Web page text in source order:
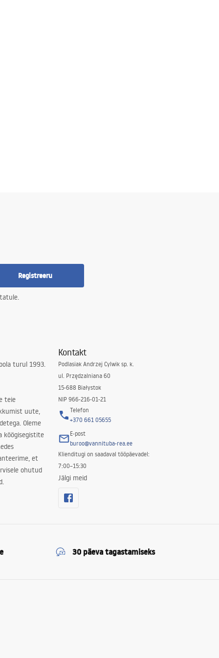
Registreeru
turul 1993.
teie
uute,
Oleme
köögisegistite
et
ohutud
Kontakt
Podlasiak Andrzej Cylwik sp. k.
ul. Przędzalniana 60
15-688 Białystok
NIP 966-216-01-21
Telefon
+370 661 05655
E-post
buroo@vannituba-rea.ee
Klienditugi on saadaval tööpäevadel:
7:00–15:30
Jälgi meid
30 päeva tagastamiseks